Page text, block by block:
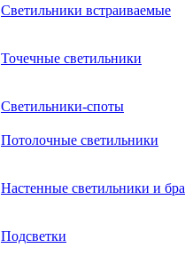
Светильники встраиваемые
Точечные светильники
Светильники-споты
Потолочные светильники
Настенные светильники и бра
Подсветки